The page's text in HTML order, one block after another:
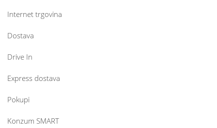
Internet trgovina
Dostava
Drive In
Express dostava
Pokupi
Konzum SMART